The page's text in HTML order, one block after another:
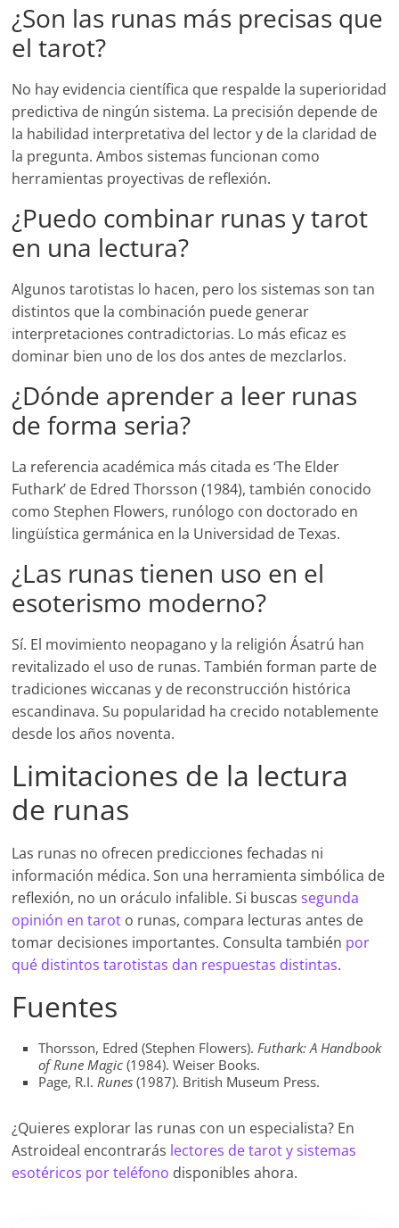
¿Son las runas más precisas que
el tarot?
No hay evidencia científica que respalde la superioridad
predictiva de ningún sistema. La precisión depende de
la habilidad interpretativa del lector y de la claridad de
la pregunta. Ambos sistemas funcionan como
herramientas proyectivas de reflexión.
¿Puedo combinar runas y tarot
en una lectura?
Algunos tarotistas lo hacen, pero los sistemas son tan
distintos que la combinación puede generar
interpretaciones contradictorias. Lo más eficaz es
dominar bien uno de los dos antes de mezclarlos.
¿Dónde aprender a leer runas
de forma seria?
La referencia académica más citada es ‘The Elder
Futhark’ de Edred Thorsson (1984), también conocido
como Stephen Flowers, runólogo con doctorado en
lingüística germánica en la Universidad de Texas.
¿Las runas tienen uso en el
esoterismo moderno?
Sí. El movimiento neopagano y la religión Ásatrú han
revitalizado el uso de runas. También forman parte de
tradiciones wiccanas y de reconstrucción histórica
escandinava. Su popularidad ha crecido notablemente
desde los años noventa.
Limitaciones de la lectura
de runas
Las runas no ofrecen predicciones fechadas ni
información médica. Son una herramienta simbólica de
reflexión, no un oráculo infalible. Si buscassegunda
opinión en tarot o runas, compara lecturas antes de
tomar decisiones importantes. Consulta también por
qué distintos tarotistas dan respuestas distintas.
Fuentes
Thorsson, Edred (Stephen Flowers).Futhark: A Handbook
of Rune Magic (1984). Weiser Books.
Page, R.I.Runes (1987). British Museum Press.
¿Quieres explorar las runas con un especialista? En
Astroideal encontrarás lectores de tarot y sistemas
esotéricos por teléfono disponibles ahora.